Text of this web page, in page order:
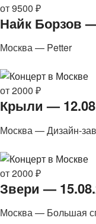
от 9500 ₽
Найк Борзов
Москва — Petter
от 2000 ₽
Крыли —
Москва — Дизайн-
от 2000 ₽
Звери —
Москва — Большая